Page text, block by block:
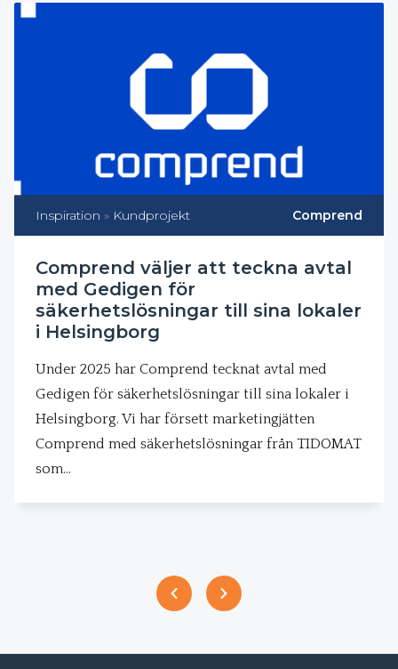
Inspiration » Kundprojekt Comprend
Comprend väljer att teckna avtal
med Gedigen för
säkerhetslösningar till sina lokaler
i Helsingborg
Under 2025 har Comprend tecknat avtal med
Gedigen för säkerhetslösningar till sina lokaler i
Helsingborg. Vi har försett marketingjätten
Comprend med säkerhetslösningar från TIDOMAT
som…